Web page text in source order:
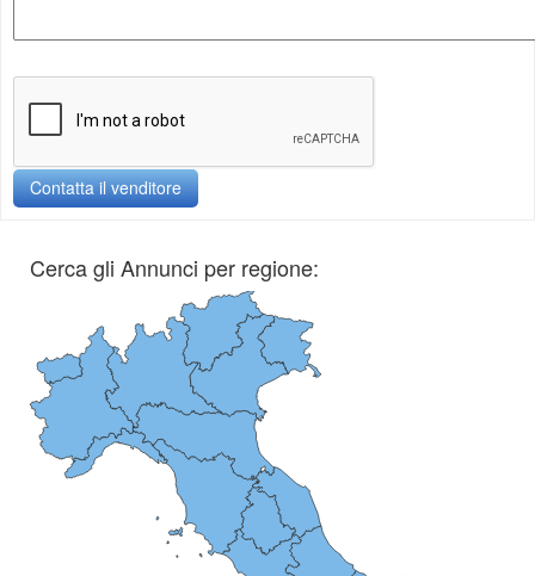
Cerca gli Annunci per regione: